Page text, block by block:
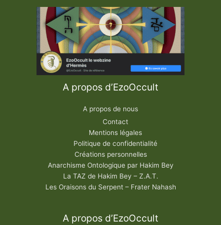
A propos d’EzoOccult
A propos de nous
Contact
Mentions légales
Politique de confidentialité
Créations personnelles
Anarchisme Ontologique par Hakim Bey
La TAZ de Hakim Bey – Z.A.T.
Les Oraisons du Serpent – Frater Nahash
A propos d’EzoOccult